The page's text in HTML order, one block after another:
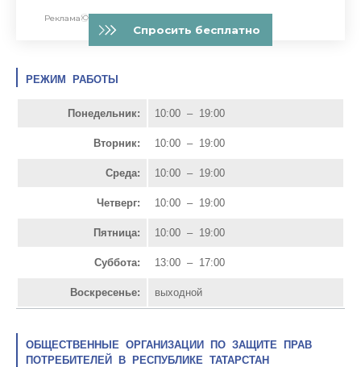
РЕЖИМ РАБОТЫ
Понедельник: 10:00 – 19:00
Вторник: 10:00 – 19:00
Среда: 10:00 – 19:00
Четверг: 10:00 – 19:00
Пятница: 10:00 – 19:00
Суббота: 13:00 – 17:00
Воскресенье: выходной
ОБЩЕСТВЕННЫЕ ОРГАНИЗАЦИИ ПО ЗАЩИТЕ ПРАВ
ПОТРЕБИТЕЛЕЙ В РЕСПУБЛИКЕ ТАТАРСТАН